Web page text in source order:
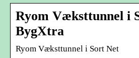
Ryom Væksttunnel i
BygXtra
Ryom Væksttunnel i Sort Net